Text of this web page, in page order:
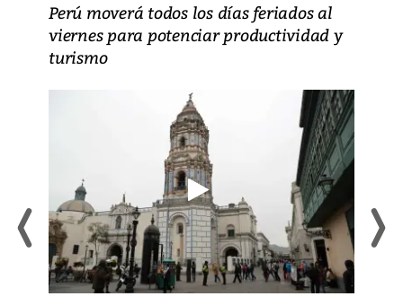
Perú moverá todos los días feriados al
viernes para potenciar productividad y
turismo